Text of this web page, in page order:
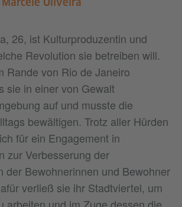
26, ist Kulturproduzentin und
Revolution sie betreiben will.
Rande von Rio de Janeiro
sie in einer von Gewalt
auf und musste die
bewältigen. Trotz aller Hürden
für ein Engagement in
zur Verbesserung der
der Bewohnerinnen und Bewohner
verließ sie ihr Stadtviertel, um
arbeiten und im Zuge dessen die